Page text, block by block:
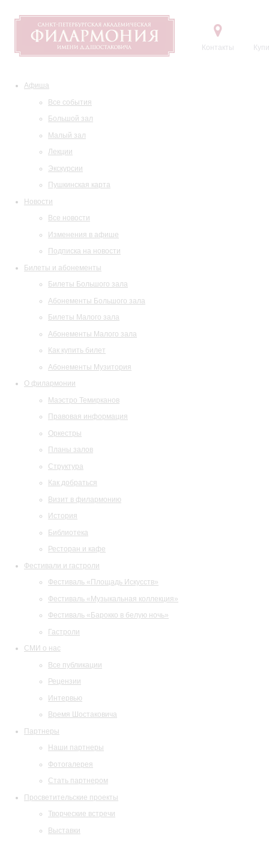
Контакты
Афиша
Все события
Большой зал
Малый зал
Лекции
Экскурсии
Пушкинская карта
Новости
Все новости
Изменения в афише
Подписка на новости
Билеты и абонементы
Билеты Большого зала
Абонементы Большого зала
Билеты Малого зала
Абонементы Малого зала
Как купить билет
Абонементы Музитория
О филармонии
Маэстро Темирканов
Правовая информация
Оркестры
Планы залов
Структура
Как добраться
Визит в филармонию
История
Библиотека
Ресторан и кафе
Фестивали и гастроли
Фестиваль «Площадь Искусств»
Фестиваль «Музыкальная коллекция»
Фестиваль «Барокко в белую ночь»
Гастроли
СМИ о нас
Все публикации
Рецензии
Интервью
Время Шостаковича
Партнеры
Наши партнеры
Фотогалерея
Стать партнером
Просветительские проекты
Творческие встречи
Выставки